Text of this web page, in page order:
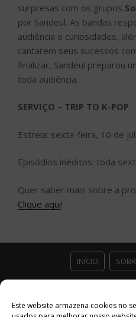
Este website armazena cookies no
surpresas com os grupos
por Sandeul. As bandas
audiência e curiosidades,
cantarem seus sucessos
finalizar, Sandeul preparou
toda audiência.
SERVIÇO – TRIP TO K-POP
Estreia: sexta-feira, 10 de
Episódios inéditos: toda
Quer saber mais sobre a
Clique aqui!
INÍCIO